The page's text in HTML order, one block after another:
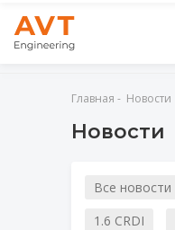
Главная Новости
Новости
Все новости
1.6 CRDI